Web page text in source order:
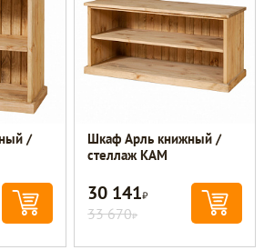
/
Шкаф Арль книжный /
стеллаж KAM
30 141Р
33 670Р